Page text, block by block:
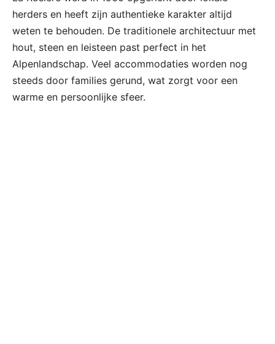
herders en heeft zijn authentieke karakter altijd
weten te behouden. De traditionele architectuur met
hout, steen en leisteen past perfect in het
Alpenlandschap. Veel accommodaties worden nog
steeds door families gerund, wat zorgt voor een
warme en persoonlijke sfeer.